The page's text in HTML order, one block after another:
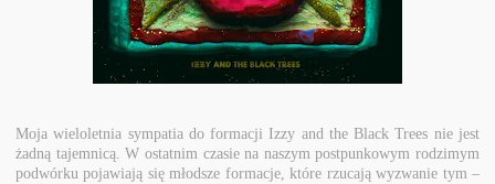
Moja wieloletnia sympatia do formacji Izzy and the Black Trees nie jest
żadną tajemnicą. W ostatnim czasie na naszym postpunkowym rodzimym
podwórku pojawiają się młodsze formacje, które rzucają wyzwanie tym –